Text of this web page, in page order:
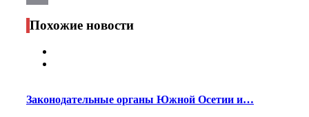
Print
Похожие новости
Законодательные органы Южной Осетии и…